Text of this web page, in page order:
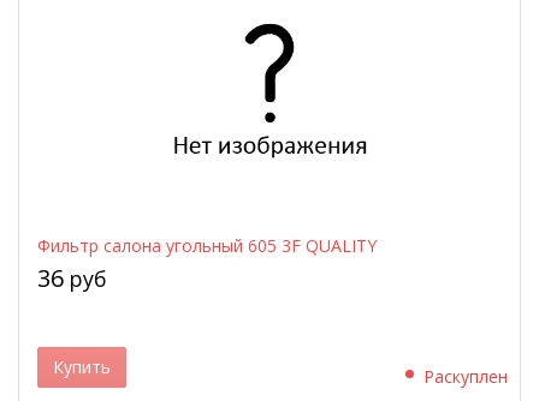
Фильтр салона угольный 605 3F QUALITY
36 руб
Раскуплен
Купить